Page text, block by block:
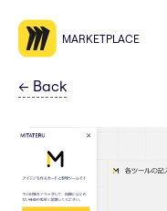
MARKETPLACE
← Back